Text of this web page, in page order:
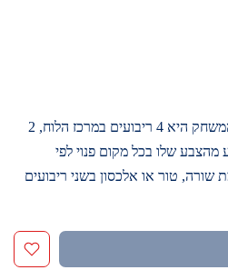
רברסיפיתוח כושר הריכוז והתכנוןמהלך המשחק:עמדת הפתיחה של המשחק היא 4 ריבועים במרכז הלוח, 2
שלו בכל מקום פנוי לפי
טור או אלכסון בשני ריבועים